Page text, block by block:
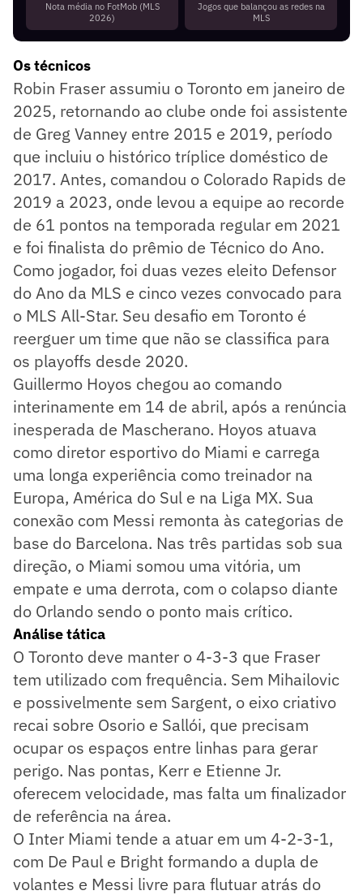
Nota média no FotMob (MLS
2026)
Jogos que balançou as redes na
MLS
Os técnicos
Robin Fraser assumiu o Toronto em janeiro de
2025, retornando ao clube onde foi assistente
de Greg Vanney entre 2015 e 2019, período
que incluiu o histórico tríplice doméstico de
2017. Antes, comandou o Colorado Rapids de
2019 a 2023, onde levou a equipe ao recorde
de 61 pontos na temporada regular em 2021
e foi finalista do prêmio de Técnico do Ano.
Como jogador, foi duas vezes eleito Defensor
do Ano da MLS e cinco vezes convocado para
o MLS All-Star. Seu desafio em Toronto é
reerguer um time que não se classifica para
os playoffs desde 2020.
Guillermo Hoyos chegou ao comando
interinamente em 14 de abril, após a renúncia
inesperada de Mascherano. Hoyos atuava
como diretor esportivo do Miami e carrega
uma longa experiência como treinador na
Europa, América do Sul e na Liga MX. Sua
conexão com Messi remonta às categorias de
base do Barcelona. Nas três partidas sob sua
direção, o Miami somou uma vitória, um
empate e uma derrota, com o colapso diante
do Orlando sendo o ponto mais crítico.
Análise tática
O Toronto deve manter o 4-3-3 que Fraser
tem utilizado com frequência. Sem Mihailovic
e possivelmente sem Sargent, o eixo criativo
recai sobre Osorio e Sallói, que precisam
ocupar os espaços entre linhas para gerar
perigo. Nas pontas, Kerr e Etienne Jr.
oferecem velocidade, mas falta um finalizador
de referência na área.
O Inter Miami tende a atuar em um 4-2-3-1,
com De Paul e Bright formando a dupla de
volantes e Messi livre para flutuar atrás do